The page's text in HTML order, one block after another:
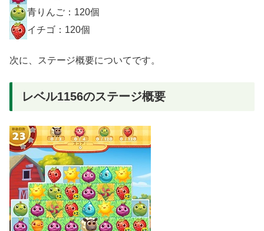
青りんご：120個
イチゴ：120個
次に、ステージ概要についてです。
レベル1156のステージ概要